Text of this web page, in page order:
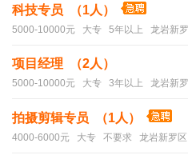
科技专员 （1人）
5000-10000元 大专 5年以上 龙岩新
项目经理 （2人）
5000-10000元 大专 3年以上 龙岩新
拍摄剪辑专员 （1人）
4000-6000元 大专 不要求 龙岩新罗区